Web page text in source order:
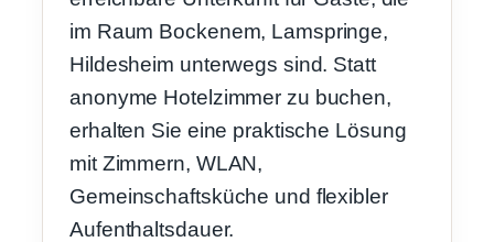
im Raum Bockenem, Lamspringe,
Hildesheim unterwegs sind. Statt
anonyme Hotelzimmer zu buchen,
erhalten Sie eine praktische Lösung
mit Zimmern, WLAN,
Gemeinschaftsküche und flexibler
Aufenthaltsdauer.